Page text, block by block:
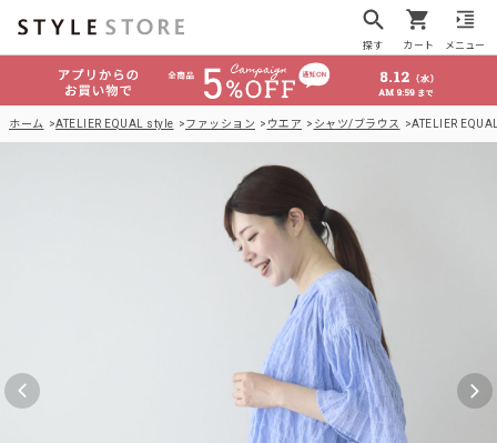
探す カート メニュー
ホーム ATELIER EQUAL style ファッション ウエア シャツ/ブラウス ATELIER